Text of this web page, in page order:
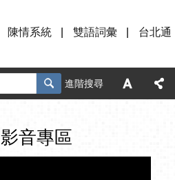
陳情系統 雙語詞彙 台北通
進階搜尋
影音專區